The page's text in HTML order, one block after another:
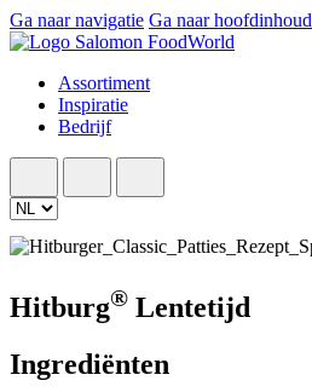
Ga naar navigatie Ga naar hoofdinhoud
Assortiment
Inspiratie
Bedrijf
Hitburg® Lentetijd
Ingrediënten